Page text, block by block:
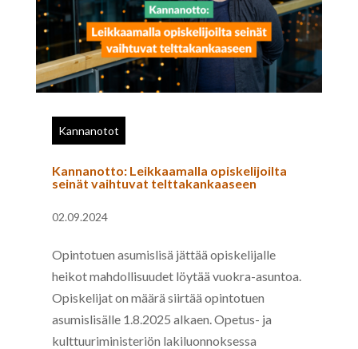
Kannanotot
Kannanotto: Leikkaamalla opiskelijoilta
seinät vaihtuvat telttakankaaseen
02.09.2024
Opintotuen asumislisä jättää opiskelijalle
heikot mahdollisuudet löytää vuokra-asuntoa.
Opiskelijat on määrä siirtää opintotuen
asumislisälle 1.8.2025 alkaen. Opetus- ja
kulttuuriministeriön lakiluonnoksessa